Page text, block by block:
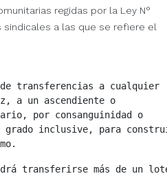
regidas por la Ley N°
sindicales a las que se refiere el
transferencias a cualquier
a un ascendiente o
por consanguinidad o
grado inclusive, para
transferirse más de un